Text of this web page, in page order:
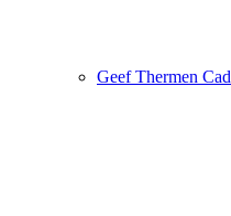
Geef Thermen